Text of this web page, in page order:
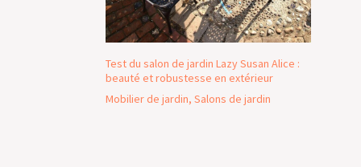
Test du salon de jardin Lazy Susan Alice :
beauté et robustesse en extérieur
Mobilier de jardin, Salons de jardin